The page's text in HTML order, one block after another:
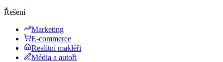
Řešení
Marketing
E-commerce
Realitní makléři
Média a autoři